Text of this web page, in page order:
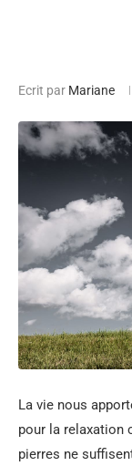
Ecrit par Mariane
La vie nous
pour la relaxation
pierres ne